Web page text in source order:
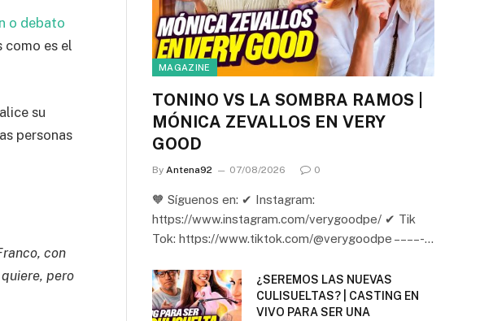
o debato
como es el
su
personas
con
pero
MAGAZINE
TONINO VS LA SOMBRA RAMOS |
MÓNICA ZEVALLOS EN VERY
GOOD
By Antena92 07/08/2026 0
🧡 Síguenos en: ✔ Instagram:
https://www.instagram.com/verygoodpe/ ✔ Tik
Tok: https://www.tiktok.com/@verygoodpe – – – – -…
¿SEREMOS LAS NUEVAS
CULISUELTAS? | CASTING EN
VIVO PARA SER UNA